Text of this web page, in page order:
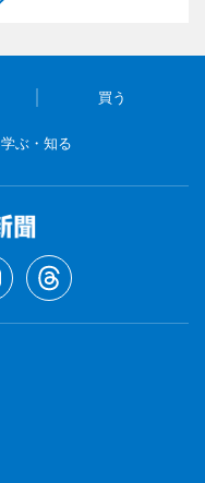
買う
学ぶ・知る